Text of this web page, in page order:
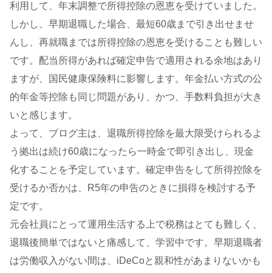
利用して、年末調整で所得控除の恩恵を受けていました。
しかし、早期退職した場合、最短60歳まで引き出せませ
んし、再就職までは所得控除の恩恵を受けることも難しい
です。配当所得があれば確定申告で適用される余地はあり
ますが、国民健康保険料に影響します。年金払い方式の公
的年金等控除も同じ問題があり、かつ、手数料負担が大き
いと感じます。
よって、ブログ主は、退職所得控除を最大限受けられるよ
う拠出は続け60歳になったら一時金で即引き出し、現金
化することを予定しています。確定申告をして所得控除を
受けるか否かは、R5年の申告のときに損得を検討する予
定です。
元会社員にとって運用生活する上で税務はとても難しく、
退職後簡単ではないと痛感して、学習中です。早期退職者
は労働収入がない間は、iDeCoと親和性があまりないかも